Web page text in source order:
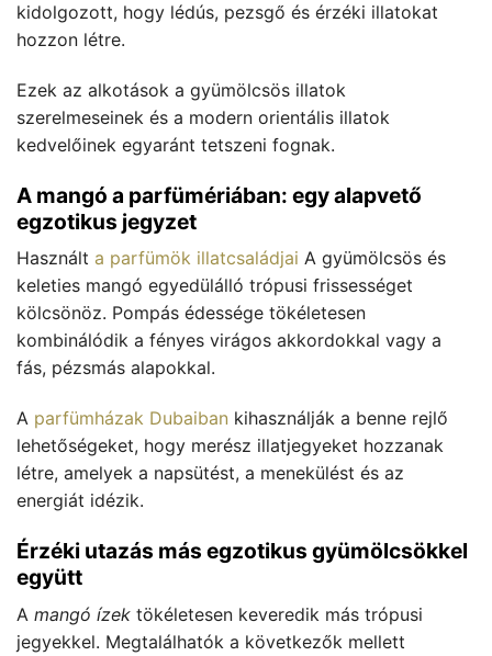
kidolgozott, hogy lédús, pezsgő és érzéki illatokat
hozzon létre.
Ezek az alkotások a gyümölcsös illatok
szerelmeseinek és a modern orientális illatok
kedvelőinek egyaránt tetszeni fognak.
A mangó a parfümériában: egy alapvető
egzotikus jegyzet
Használt a parfümök illatcsaládjai A gyümölcsös és
keleties mangó egyedülálló trópusi frissességet
kölcsönöz. Pompás édessége tökéletesen
kombinálódik a fényes virágos akkordokkal vagy a
fás, pézsmás alapokkal.
A parfümházak Dubaiban kihasználják a benne rejlő
lehetőségeket, hogy merész illatjegyeket hozzanak
létre, amelyek a napsütést, a menekülést és az
energiát idézik.
Érzéki utazás más egzotikus gyümölcsökkel
együtt
A mangó ízek tökéletesen keveredik más trópusi
jegyekkel. Megtalálhatók a következők mellett